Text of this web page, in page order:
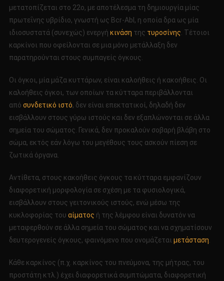
μετατοπίζεται στο 22ο, με αποτέλεσμα τη δημιουργία μίας
πρωτεΐνης υβρίδιο, γνωστή ως Bcr-Abl, η οποία δρα ως μία
ιδιοσυστατά (συνεχώς) ενεργή κινάση της τυροσίνης . Τέτοιοι
καρκίνοι που οφείλονται σε μια μόνο μετάλλαξη δεν
παρατηρούνται στους συμπαγείς όγκους.
Οι όγκοι, μία μάζα κυττάρων, είναι καλοήθεις ή κακοήθεις. Οι
καλοήθεις όγκοι, των οποίων τα κύτταρα περιβάλλονται
από συνδετικό ιστό, δεν είναι επεκτατικοί, δηλαδή δεν
εισβάλλουν στους γύρω ιστούς και δεν εξαπλώνονται σε άλλα
σημεία του σώματος. Γενικά, δεν προκαλούν σοβαρή βλάβη στο
σώμα, εκτός εάν λόγω του μεγέθους τους ασκούν πίεση σε
ζωτικά όργανα.
Αντίθετα, στους κακοήθεις όγκους τα κύτταρα εμφανίζουν
διαφορετική μορφολογία σε σχέση με τα φυσιολογικά,
εισβάλλουν στους γειτονικούς ιστούς, ενώ μέσω της
κυκλοφορίας του αίματος ή της λέμφου είναι δυνατόν να
μεταφερθούν σε άλλα σημεία του σώματος και να σχηματίσουν
δευτερογενείς όγκους, φαινόμενο που ονομάζεται μετάσταση
Κάθε καρκίνος (π.χ. καρκίνος του πνεύμονα, της μήτρας, του
προστάτη κτλ.) έχει διαφορετικά συμπτώματα, διαφορετική